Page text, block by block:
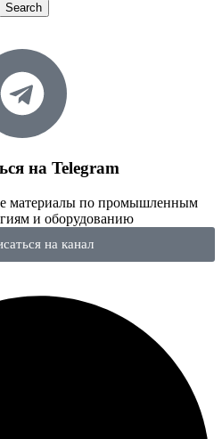
Search
на Telegram
материалы по промышленным
и оборудованию
на канал